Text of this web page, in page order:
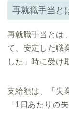
再就職手当と
再就職手当とは
て、安定した職
した」時に受け
支給額は、「失
「1日あたりの